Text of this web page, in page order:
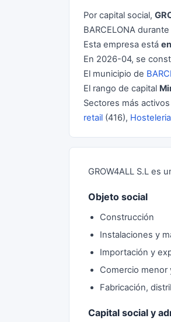
Por capital social,
BARCELONA
Esta empresa está
En 2026-04, se
El municipio de
El rango de capital
Sectores más
retail (416),
GROW4ALL S.L es
Objeto social
Construcción
Instalaciones y
Importación y
Comercio menor
Fabricación,
Capital social y